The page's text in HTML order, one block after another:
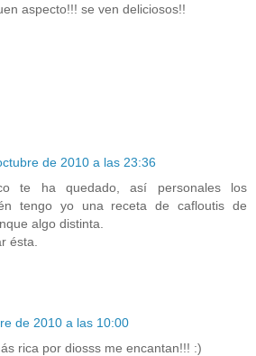
aspecto!!! se ven deliciosos!!
de 2010 a las 23:36
te ha quedado, así personales los
tengo yo una receta de cafloutis de
algo distinta.
ésta.
de 2010 a las 10:00
rica por diosss me encantan!!! :)